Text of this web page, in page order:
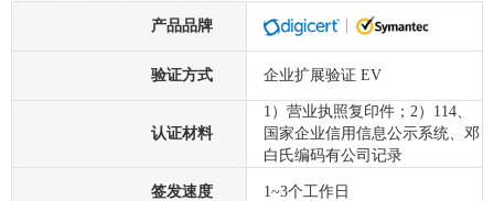
产品品牌
验证方式 企业扩展验证 EV
认证材料
1）营业执照复印件；2）114、
国家企业信用信息公示系统、邓
白氏编码有公司记录
签发速度 1~3个工作日